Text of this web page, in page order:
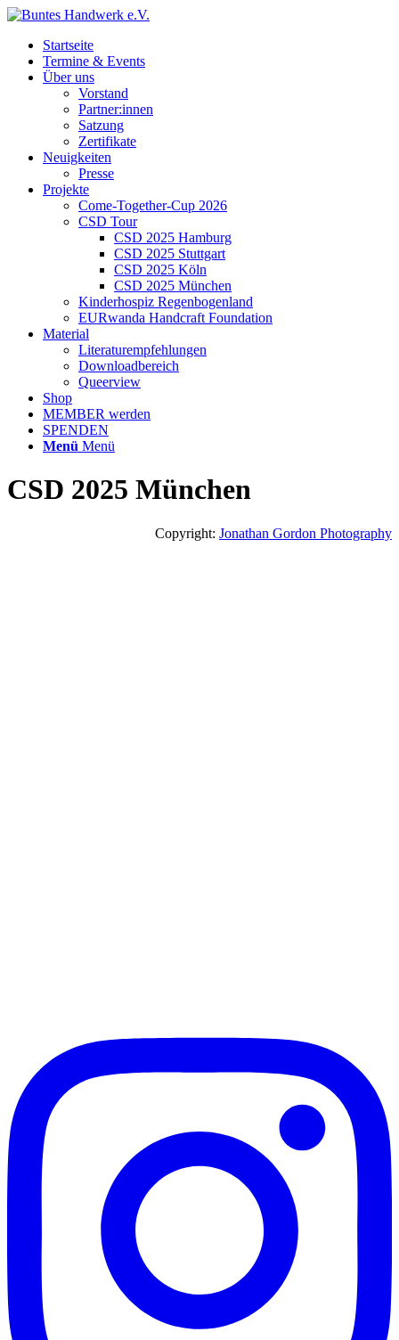
Startseite
Termine & Events
Über uns
Vorstand
Partner:innen
Satzung
Zertifikate
Neuigkeiten
Presse
Projekte
Come-Together-Cup 2026
CSD Tour
CSD 2025 Hamburg
CSD 2025 Stuttgart
CSD 2025 Köln
CSD 2025 München
Kinderhospiz Regenbogenland
EURwanda Handcraft Foundation
Material
Literaturempfehlungen
Downloadbereich
Queerview
Shop
MEMBER werden
SPENDEN
Menü Menü
CSD 2025 München
Copyright: Jonathan Gordon Photography